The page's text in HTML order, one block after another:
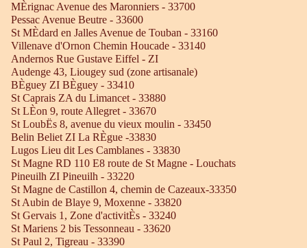
MÈrignac Avenue des Maronniers - 33700
Pessac Avenue Beutre - 33600
St MÈdard en Jalles Avenue de Touban - 33160
Villenave d'Ornon Chemin Houcade - 33140
Andernos Rue Gustave Eiffel - ZI
Audenge 43, Liougey sud (zone artisanale)
BÈguey ZI BÈguey - 33410
St Caprais ZA du Limancet - 33880
St LÈon 9, route Allegret - 33670
St LoubËs 8, avenue du vieux moulin - 33450
Belin Beliet ZI La RÈgue -33830
Lugos Lieu dit Les Camblanes - 33830
St Magne RD 110 E8 route de St Magne - Louchats
Pineuilh ZI Pineuilh - 33220
St Magne de Castillon 4, chemin de Cazeaux-33350
St Aubin de Blaye 9, Moxenne - 33820
St Gervais 1, Zone d'activitÈs - 33240
St Mariens 2 bis Tessonneau - 33620
St Paul 2, Tigreau - 33390